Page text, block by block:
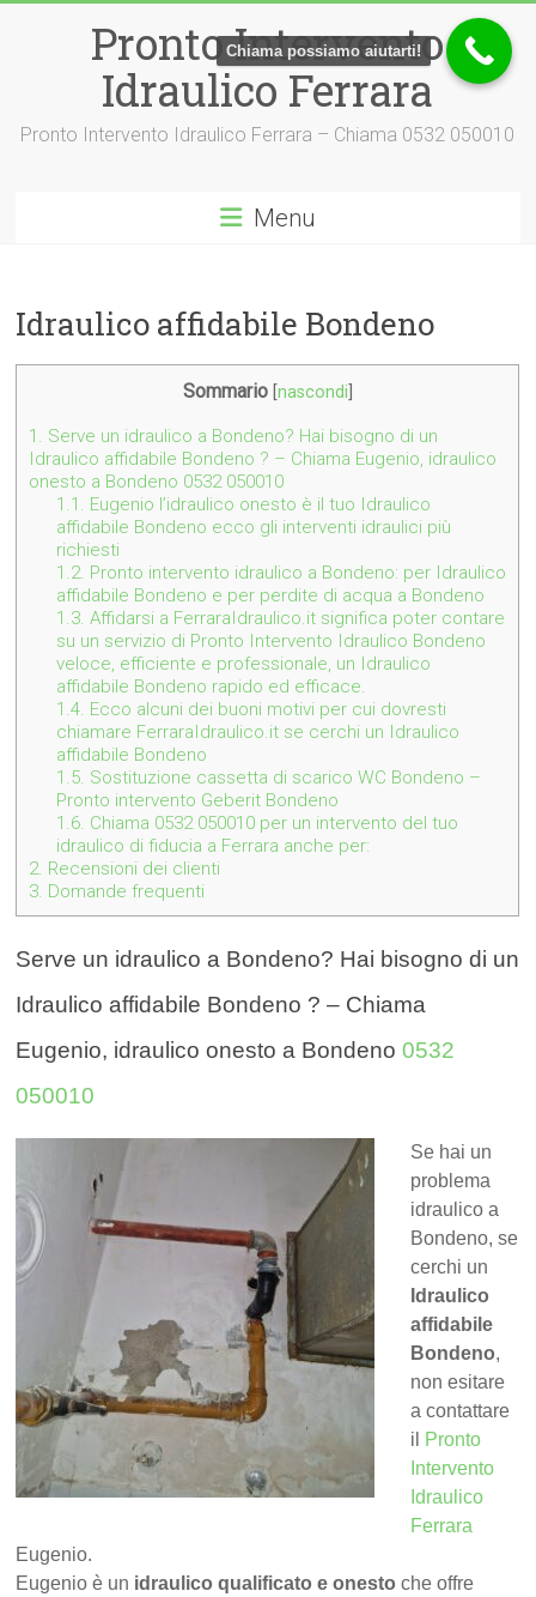
Pronto Intervento
Idraulico Ferrara
Pronto Intervento Idraulico Ferrara – Chiama 0532 050010
Menu
Idraulico affidabile Bondeno
Sommario nascondi
1. Serve un idraulico a Bondeno? Hai bisogno di un
Idraulico affidabile Bondeno ? – Chiama Eugenio, idraulico
onesto a Bondeno 0532 050010
1.1. Eugenio l’idraulico onesto è il tuo Idraulico
affidabile Bondeno ecco gli interventi idraulici più
richiesti
1.2. Pronto intervento idraulico a Bondeno: per Idraulico
affidabile Bondeno e per perdite di acqua a Bondeno
1.3. Affidarsi a FerraraIdraulico.it significa poter contare
su un servizio di Pronto Intervento Idraulico Bondeno
veloce, efficiente e professionale, un Idraulico
affidabile Bondeno rapido ed efficace.
1.4. Ecco alcuni dei buoni motivi per cui dovresti
chiamare FerraraIdraulico.it se cerchi un Idraulico
affidabile Bondeno
1.5. Sostituzione cassetta di scarico WC Bondeno –
Pronto intervento Geberit Bondeno
1.6. Chiama 0532 050010 per un intervento del tuo
idraulico di fiducia a Ferrara anche per:
2. Recensioni dei clienti
3. Domande frequenti
Serve un idraulico a Bondeno? Hai bisogno di un
Idraulico affidabile Bondeno ? – Chiama
Eugenio, idraulico onesto a Bondeno0532
050010
Se hai un
problema
idraulico a
Bondeno, se
cerchi un
Idraulico
affidabile
Bondeno,
non esitare
a contattare
il Pronto
Intervento
Idraulico
Ferrara
Eugenio.
Eugenio è un idraulico qualificato e onesto che offre
Chiama possiamo aiutarti!